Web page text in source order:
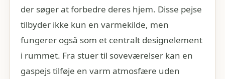
der søger at forbedre deres hjem. Disse pejse
tilbyder ikke kun en varmekilde, men
fungerer også som et centralt designelement
i rummet. Fra stuer til soveværelser kan en
gaspejs tilføje en varm atmosfære uden